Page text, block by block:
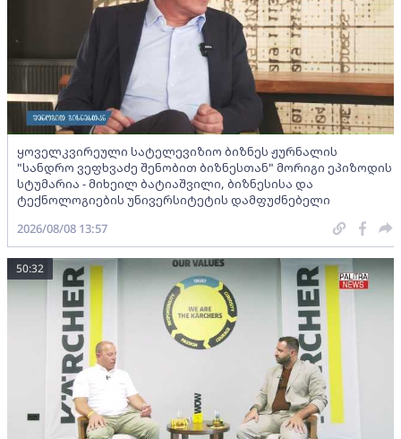
ყოველკვირეული სატელევიზიო ბიზნეს ჟურნალის
"სანდრო ვეფხვაძე შენობით ბიზნესთან" მორიგი ეპიზოდის
სტუმარია - მიხეილ ბატიაშვილი, ბიზნესისა და
ტექნოლოგიების უნივერსიტეტის დამფუძნებელი
2026/08/08 13:57
50:32